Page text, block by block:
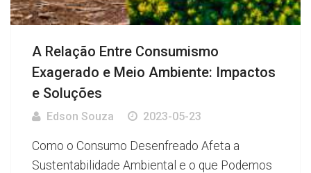
A Relação Entre Consumismo
Exagerado e Meio Ambiente: Impactos
e Soluções
Edson Souza 2023-05-23
Como o Consumo Desenfreado Afeta a
Sustentabilidade Ambiental e o que Podemos